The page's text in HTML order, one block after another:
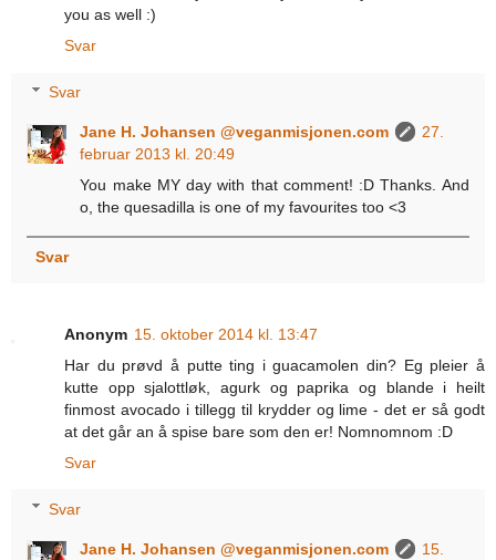
you as well :)
Svar
Svar
Jane H. Johansen @veganmisjonen.com
27.
februar 2013 kl. 20:49
You make MY day with that comment! :D Thanks. And
o, the quesadilla is one of my favourites too <3
Svar
Anonym 15. oktober 2014 kl. 13:47
Har du prøvd å putte ting i guacamolen din? Eg pleier å
kutte opp sjalottløk, agurk og paprika og blande i heilt
finmost avocado i tillegg til krydder og lime - det er så godt
at det går an å spise bare som den er! Nomnomnom :D
Svar
Svar
Jane H. Johansen @veganmisjonen.com
15.